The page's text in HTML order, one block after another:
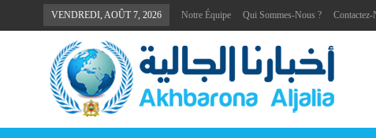
VENDREDI, AOÛT 7, 2026 Notre Équipe Qui Sommes-Nous ? Contactez-